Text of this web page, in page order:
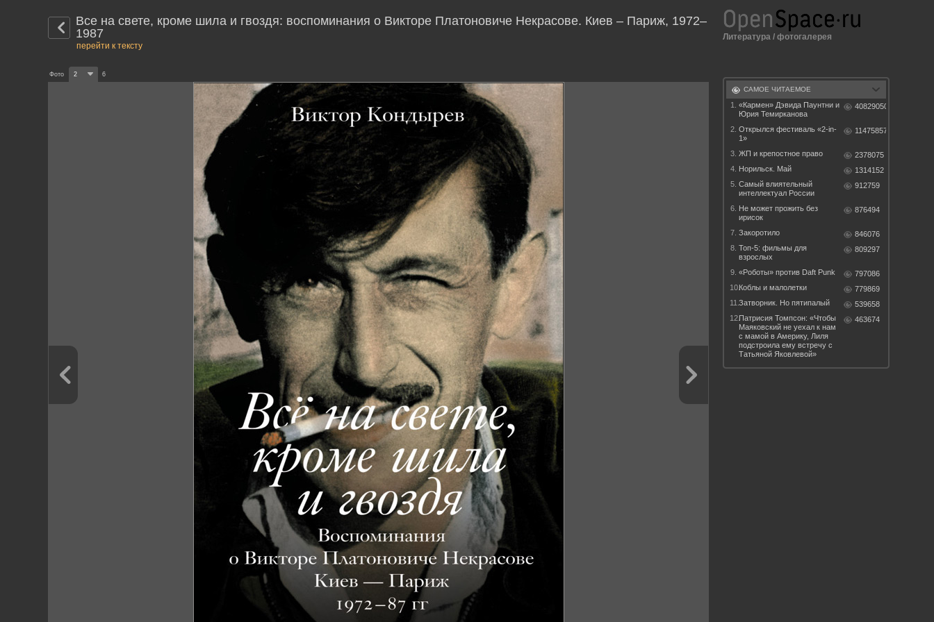
Все на свете, кроме шила и гвоздя: воспоминания о Викторе Платоновиче Некрасове. Киев – Париж, 1972–
1987
перейти к тексту
Фото 2 6
Литература / фотогалерея
САМОЕ ЧИТАЕМОЕ
1.
«Кармен» Дэвида Паунтни и
Юрия Темирканова
40829050
2. Открылся фестиваль «2-in-
1»
11475857
3. ЖП и крепостное право
2378075
4. Норильск. Май
1314152
5. Самый влиятельный
интеллектуал России
912759
6. Не может прожить без
ирисок
876494
7. Закоротило
846076
8. Топ-5: фильмы для
взрослых
809297
9. «Роботы» против Daft Punk
797086
10.Коблы и малолетки
779869
11.Затворник. Но пятипалый
539658
12.Патрисия Томпсон: «Чтобы
Маяковский не уехал к нам
с мамой в Америку, Лиля
подстроила ему встречу с
Татьяной Яковлевой»
463674